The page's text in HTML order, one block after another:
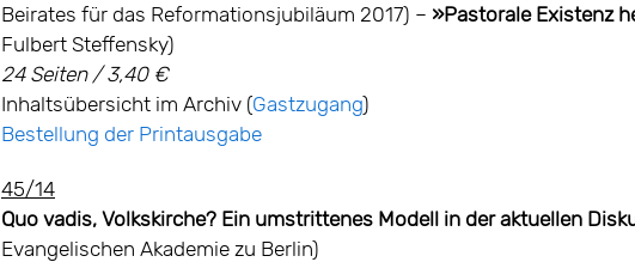
Beirates für das Reformationsjubiläum 2017) – »Pastorale Existenz
Fulbert Steffensky)
24 Seiten / 3,40 €
Inhaltsübersicht im Archiv (Gastzugang)
Bestellung der Printausgabe
45/14
Quo vadis, Volkskirche? Ein umstrittenes Modell in der aktuellen
Evangelischen Akademie zu Berlin)